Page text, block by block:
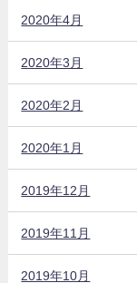
2020年4月
2020年3月
2020年2月
2020年1月
2019年12月
2019年11月
2019年10月